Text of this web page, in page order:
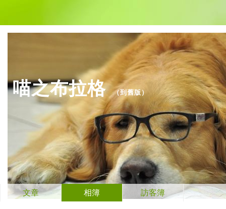
喵之布拉格（到舊版）
文章 相簿 訪客簿